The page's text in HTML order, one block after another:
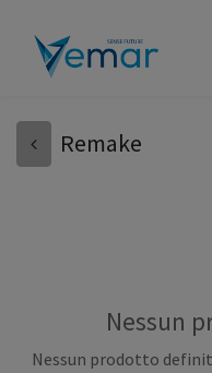
Remake
Nessun
Nessun prodotto